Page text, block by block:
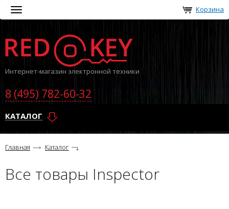
Toggle
navigation
Корзина
Интернет-магазин электронной техники
8 (495) 782-60-32
КАТАЛОГ
Главная Каталог
Все товары Inspector